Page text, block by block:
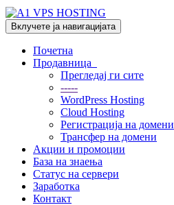
Вклучете ја навигацијата
Почетна
Продавница
Прегледај ги сите
-----
WordPress Hosting
Cloud Hosting
Регистрација на домени
Трансфер на домени
Акции и промоции
База на знаења
Статус на сервери
Заработка
Контакт